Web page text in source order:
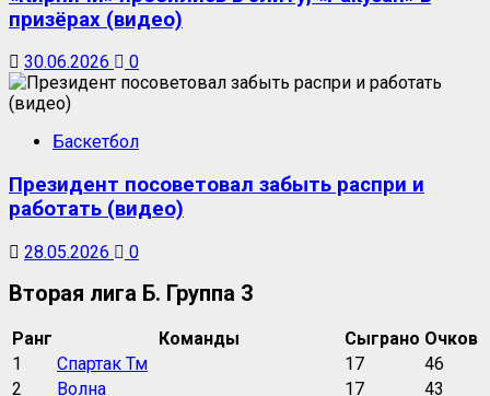
призёрах (видео)
30.06.2026 0
Баскетбол
Президент посоветовал забыть распри и
работать (видео)
28.05.2026 0
Вторая лига Б. Группа 3
Ранг Команды Сыграно Очков
1
Спартак Тм 17
46
2
Волна 17
43